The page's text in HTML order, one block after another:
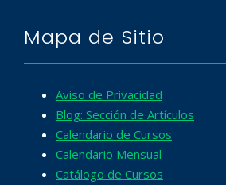
Mapa de Sitio
Aviso de Privacidad
Blog: Sección de Artículos
Calendario de Cursos
Calendario Mensual
Catálogo de Cursos